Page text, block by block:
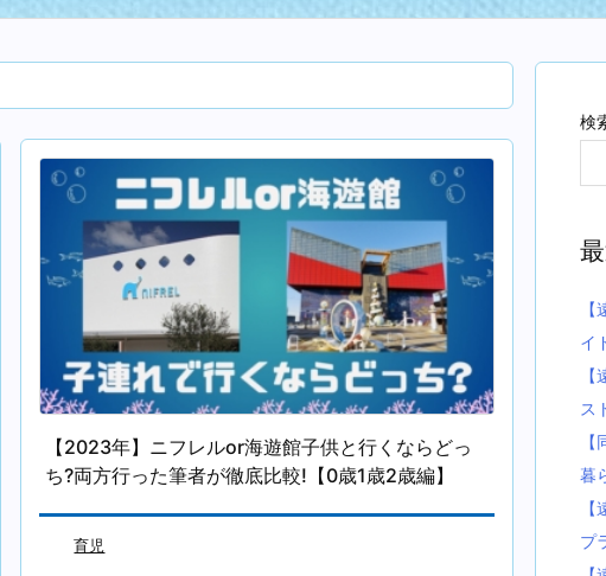
【2023年】ニフレルor海遊館子供と行くならどっ
ち?両方行った筆者が徹底比較!【0歳1歳2歳編】
育児
検
イ
ス
暮
プ